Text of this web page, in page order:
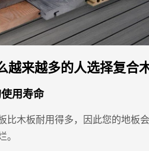
越来越多的人选择复合
用寿命
比木板耐用得多，因此您的地板
。